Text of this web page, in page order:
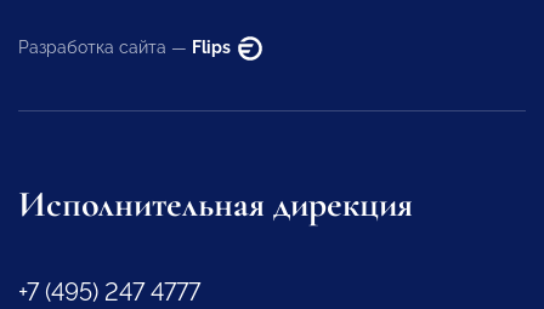
Разработка сайта — Flips
Исполнительная дирекция
+7 (495) 247 4777